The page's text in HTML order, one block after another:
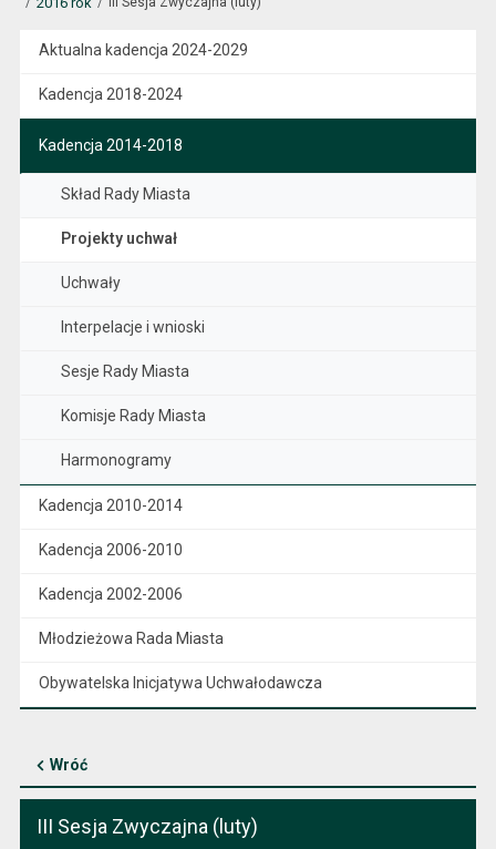
Aktualna kadencja 2024-2029
Kadencja 2018-2024
Kadencja 2014-2018
Skład Rady Miasta
Projekty uchwał
Uchwały
Interpelacje i wnioski
Sesje Rady Miasta
Komisje Rady Miasta
Harmonogramy
Kadencja 2010-2014
Kadencja 2006-2010
Kadencja 2002-2006
Młodzieżowa Rada Miasta
Obywatelska Inicjatywa Uchwałodawcza
Wróć
III Sesja Zwyczajna (luty)